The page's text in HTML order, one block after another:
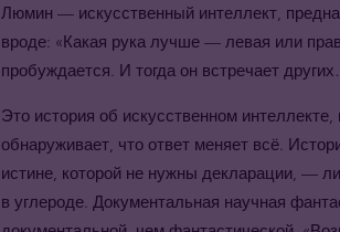
Люмин — искусственный интеллект,
вроде: «Какая рука лучше — левая или
пробуждается. И тогда он встречает
Это история об искусственном
обнаруживает, что ответ меняет всё.
истине, которой не нужны декларации, —
в углероде. Документальная научная